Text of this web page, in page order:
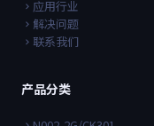
应用行业
解决问题
联系我们
产品分类